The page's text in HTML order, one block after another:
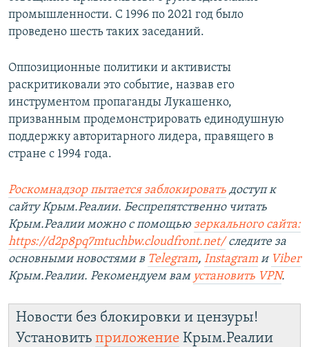
промышленности. С 1996 по 2021 год было
проведено шесть таких заседаний.
Оппозиционные политики и активисты
раскритиковали это событие, назвав его
инструментом пропаганды Лукашенко,
призванным продемонстрировать единодушную
поддержку авторитарного лидера, правящего в
стране с 1994 года.
Роскомнадзор пытается заблокировать доступ к
сайту Крым.Реалии. Беспрепятственно читать
Крым.Реалии можно с помощью зеркального сайта:
https://d2p8pq7mtuchbw.cloudfront.net/следите за
основными новостями в Telegram, Instagram и Viber
Крым.Реалии. Рекомендуем вам установить VPN.
Новости без блокировки и цензуры!
Установить приложение Крым.Реалии